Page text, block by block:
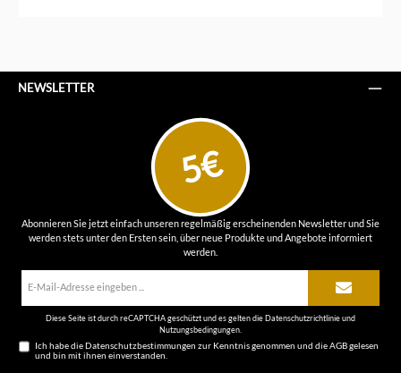
NEWSLETTER
5€
Abonnieren Sie jetzt einfach unseren regelmäßig erscheinenden Newsletter und Sie
werden stets unter den Ersten sein, über neue Produkte und Angebote informiert
werden.
Diese Seite ist durch reCAPTCHA geschützt und es gelten dieDatenschutzrichtlinieund
Nutzungsbedingungen
Ich habe dieDatenschutzbestimmungen zur Kenntnis genommen und dieAGBgelesen
und bin mit ihnen einverstanden.